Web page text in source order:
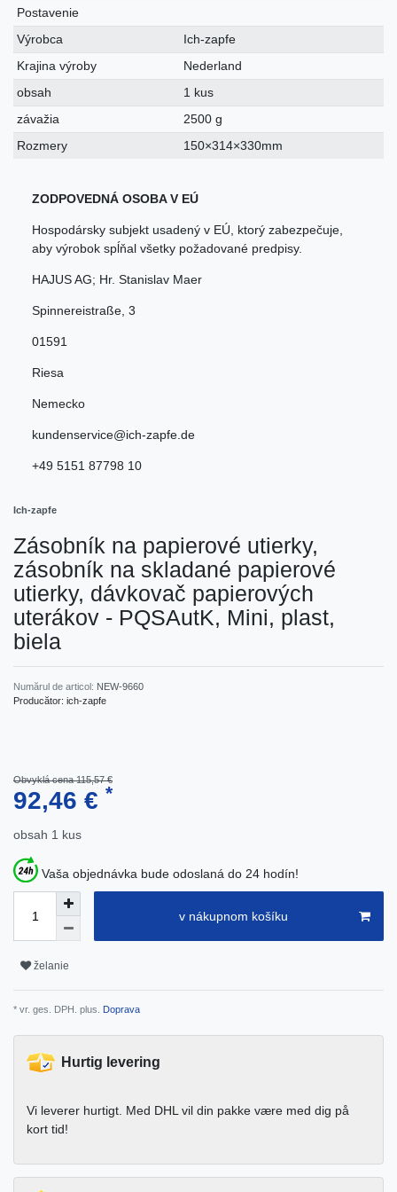
Postavenie
Výrobca
Ich-zapfe
Krajina výroby
Nederland
obsah
1 kus
závažia
2500 g
Rozmery
150×314×330mm
ZODPOVEDNÁ OSOBA V EÚ
Hospodársky subjekt usadený v EÚ, ktorý zabezpečuje,
aby výrobok spĺňal všetky požadované predpisy.
HAJUS AG; Hr. Stanislav Maer
Spinnereistraße 3
01591
Riesa
Nemecko
kundenservice@ich-zapfe.de
+49 5151 87798 10
Ich-zapfe
Zásobník na papierové utierky,
zásobník na skladané papierové
utierky, dávkovač papierových
uterákov - PQSAutK, Mini, plast,
biela
Numărul de articol: NEW-9660
Producător: ich-zapfe
Obvyklá cena 115,57 €
92,46 € *
obsah 1 kus
Vaša objednávka bude odoslaná do 24 hodín!
v nákupnom košíku
želanie
* vr. ges. DPH. plus. Doprava
Hurtig levering
Vi leverer hurtigt. Med DHL vil din pakke være med dig på
kort tid!